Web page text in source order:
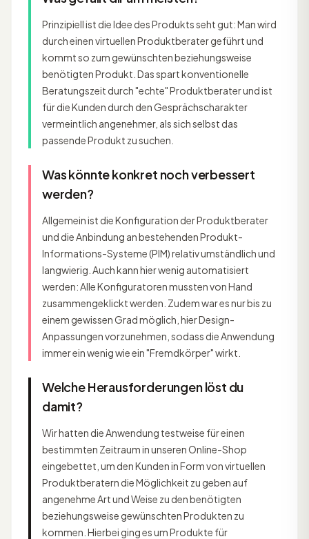
Prinzipiell ist die Idee des Produkts seht gut: Man wird
durch einen virtuellen Produktberater geführt und
kommt so zum gewünschten beziehungsweise
benötigten Produkt. Das spart konventionelle
Beratungszeit durch "echte" Produktberater und ist
für die Kunden durch den Gesprächscharakter
vermeintlich angenehmer, als sich selbst das
passende Produkt zu suchen.
Was könnte konkret noch verbessert
werden?
Allgemein ist die Konfiguration der Produktberater
und die Anbindung an bestehenden Produkt-
Informations-Systeme (PIM) relativ umständlich und
langwierig. Auch kann hier wenig automatisiert
werden: Alle Konfiguratoren mussten von Hand
zusammengeklickt werden. Zudem war es nur bis zu
einem gewissen Grad möglich, hier Design-
Anpassungen vorzunehmen, sodass die Anwendung
immer ein wenig wie ein "Fremdkörper" wirkt.
Welche Herausforderungen löst du
damit?
Wir hatten die Anwendung testweise für einen
bestimmten Zeitraum in unseren Online-Shop
eingebettet, um den Kunden in Form von virtuellen
Produktberatern die Möglichkeit zu geben auf
angenehme Art und Weise zu den benötigten
beziehungsweise gewünschten Produkten zu
kommen. Hierbei ging es um Produkte für